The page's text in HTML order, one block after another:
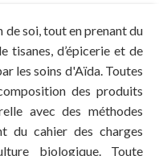
de soi, tout en prenant du
tisanes, d’épicerie et de
les soins d'Aïda. Toutes
des produits
avec des méthodes
du cahier des charges
biologique. Toute